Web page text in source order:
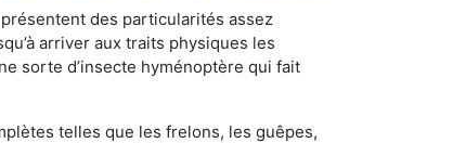
des particularités assez
arriver aux traits physiques les
sorte d’insecte hyménoptère qui fait
telles que les frelons, les guêpes,